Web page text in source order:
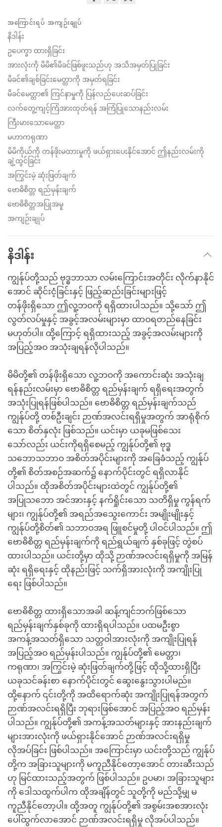
အကြောင်းရပ် အကျဉ်းချုပ်
နိဒါန်း
ဥပေက္ခာ ထားရှိခြင်း
အားလုံးကို မိမိ၏မိခင်ဖြစ်ဖူးသည်ဟု အသိအမှတ်ပြုခြင်း
မိခင်၏ချစ်ခြင်းမေတ္တာကို အမှတ်ရခြင်း
မိခင်မေတ္တာ၏ ကြင်နာမှုကို ပြန်လည်ပေးဆပ်ခြင်း
လက်တွေ့ကျင့်ကြံအားထုတ်ရန် အကြံပြုသောနည်းလမ်း
ကြီးမားသောမေတ္တာ
မဟာကရုဏာ
မိမိကိုယ်ကို တန်ဖိုးမထားမှုကို ဖယ်ရှားပေးနိုင်အောင် ဤနည်းလမ်းကို
ချဲ့ထွင်ခြင်း
အကြွင်းမဲ့ ဆုံးဖြတ်ချက်
ဗောဓိစိတ္တ ရည်မှန်းချက်
ဗောဓိစိတ္တအပြုအမူ
အကျဉ်းချုပ်
နိဒါန်း
ကျွန်ုပ်တို့သည် ဗုဒ္ဓဘာသာ လမ်းကြောင်းအတိုင်း လိုက်နာနိုင်
အောင် ဆိုင်းငံ့ခြင်းနှင့် ဖြည့်ဆည်းခြင်းများဖြင့်
တန်ဖိုးရှိသော ဤလူ့ဘဝကို ရရှိထားပါသည်။ သို့သော် ဤ
လွတ်လပ်မှုနှင့် အခွင့်အလမ်းများမှာ ထာဝရတည်နေခြင်း
မဟုတ်ပါ။ ထို့ကြောင့် ရရှိထားသည့် အခွင့်အလမ်းများကို
အပြည့်အဝ အသုံးချရန်လိုပါသည်။
မိမိတို့၏ တန်ဖိုးရှိသော လူ့ဘဝကို အကောင်းဆုံး အသုံးချ
ရန်နည်းလမ်းမှာ ဗောဓိစိတ္တ ရည်မှန်းချက် ရရှိရေးအတွက်
အသုံးပြုရန်ဖြစ်ပါသည်။ ဗောဓိစိတ္တ ရည်မှန်းချက်သည်
ကျွန်ုပ်တို့ တစ်ဦးချင်း ဉာဏ်အလင်းရရှိမှုအတွက် အာရုံစိုက်
သော စိတ်နှလုံး ဖြစ်သည်။ ယင်းမှာ ယခုမဖြစ်သေး
သော်လည်း ယင်းကိုရရှိစေမည့် ကျွန်ုပ်တို့၏ ဗုဒ္ဓ
သဘောသဘာဝ အစိတ်အပိုင်းများကို အခြေခံသည့် ကျွန်ုပ်
တို့၏ စိတ်အစဉ်အဆက်၌ နောက်ပိုင်းတွင် ရရှိလာနိုင်
ပါသည်။ ထိုအစိတ်အပိုင်းများထဲတွင် ကျွန်ုပ်တို့၏
အပြုသဘော အင်အားနှင့် နက်ရှိုင်းသော သတိရှိမှု ကွန်ရက်
များ၊ ကျွန်ုပ်တို့၏ အရည်အသွေးကောင်း အမျိုးမျိုးနှင့်
ကျွန်ုပ်တို့စိတ်၏ သဘာဝအရ ဖြူစင်မှုတို့ ပါဝင်ပါသည်။ ဤ
ဗောဓိစိတ္တ ရည်မှန်းချက်ကို ရည်ရွယ်ချက် နှစ်ခုဖြင့် တွဲစပ်
ထားပါသည်။ ယင်းတို့မှာ ထိုသို့ ဉာဏ်အလင်းရရှိမှုကို အမြန်
ဆုံး ရရှိရေးနှင့် ထိုနည်းဖြင့် သက်ရှိအားလုံးကို အကျိုးပြု
ရေး ဖြစ်ပါသည်။
ဗောဓိစိတ္တ ထားရှိသောအခါ ဆန့်ကျင်ဘက်ဖြစ်သော
ရည်မှန်းချက်နှစ်ခုကို ထားရှိရပါသည်။ ပထမဦးစွာ
အကန့်အသတ်ရှိသော သတ္တဝါအားလုံးကို အကျိုးပြုရန်
အပြည့်အဝ ရည်မှန်းပါသည်။ ကျွန်ုပ်တို့၏ မေတ္တာ၊
ကရုဏာ၊ အကြွင်းမဲ့ ဆုံးဖြတ်ချက်တို့ဖြင့် ထိုသို့ထားရှိပြီး
ယခုသင်ခန်းစာ နောက်ပိုင်းတွင် ဆွေးနွေးသွားပါမည်။
ထို့နောက် ၎င်းတို့ကို အထိရောက်ဆုံး အကျိုးပြုရန်အတွက်
ဉာဏ်အလင်းရရှိပြီး ဘုရားဖြစ်အောင် အပြည့်အဝ ရည်မှန်း
ပါသည်။ ကျွန်ုပ်တို့၏ အကန့်အသတ်များနှင့် အားနည်းချက်
များအားလုံးကို ဖယ်ရှားနိုင်အောင် ဉာဏ်အလင်းရရှိမှု
လိုအပ်ခြင်း ဖြစ်ပါသည်။ အကြောင်းမှာ ယင်းတို့သည် ကျွန်ုပ်
တို့က အခြားသူများကို မကူညီနိုင်တော့အောင် တားဆီးသည်
ဟု မြင်ထားသည့်အတွက် ဖြစ်ပါသည်။ ဥပမာ၊ အခြားသူများ
ကို ဒေါသထွက်ပါက ထိုအချိန်တွင် သူတို့ကို မည်သို့မျှ မ
ကူညီနိုင်တော့ပါ။ ထို့အတူ ကျွန်ုပ်တို့၏ အစွမ်းအစအားလုံး
ပေါ်ထွက်လာအောင် ဉာဏ်အလင်းရရှိမှု လိုအပ်ပါသည်။